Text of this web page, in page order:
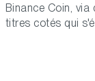
Binance Coin, via
titres cotés qui